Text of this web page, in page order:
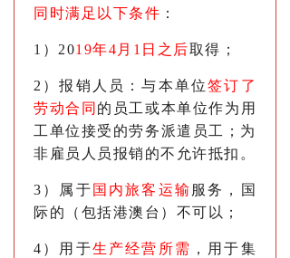
同时满足以下条件 ：
1）2019年4月1日之后取得；
2）报销人员：与本单位签订了
劳动合同 的员工或本单位作为用
工单位接受的劳务派遣员工；为
非雇员人员报销的不允许抵扣。
3）属于 国内旅客运输 服务，国
际的（包括港澳台）不可以；
4）用于生产经营所需 ，用于集